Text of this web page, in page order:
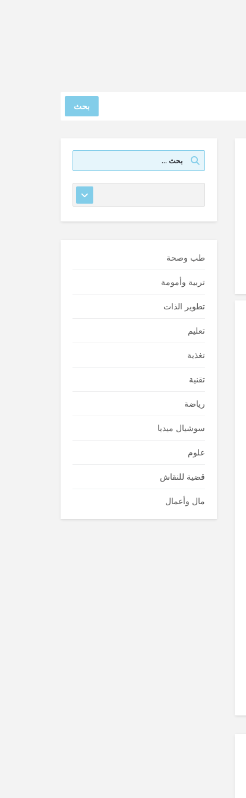
بحث
طب وصحة
تربية وأمومة
تطوير الذات
تعليم
تغذية
تقنية
رياضة
سوشيال ميديا
علوم
قضية للنقاش
مال وأعمال